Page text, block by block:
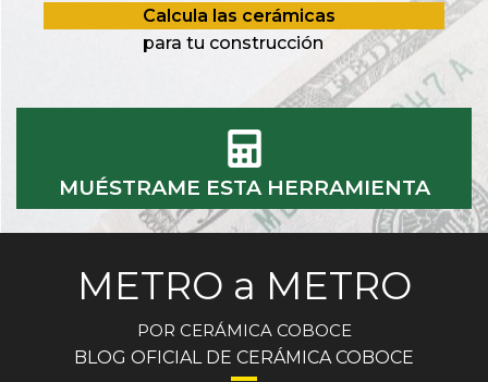
Calcula las cerámicas
para tu construcción
MUÉSTRAME ESTA HERRAMIENTA
METRO a METRO
POR CERÁMICA COBOCE
BLOG OFICIAL DE CERÁMICA COBOCE